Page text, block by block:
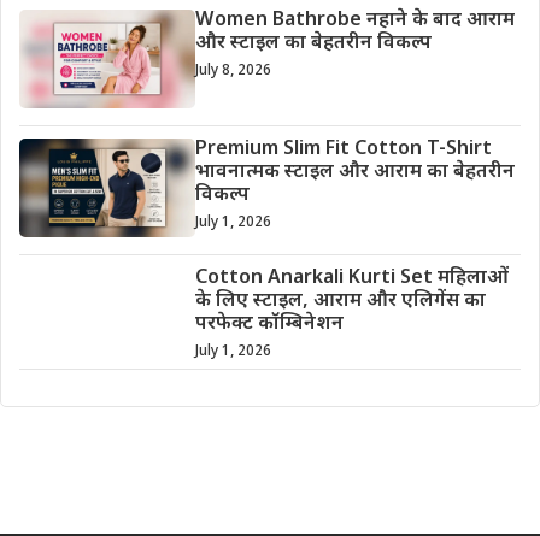
Women Bathrobe नहाने के बाद आराम
और स्टाइल का बेहतरीन विकल्प
July 8, 2026
Premium Slim Fit Cotton T-Shirt
भावनात्मक स्टाइल और आराम का बेहतरीन
विकल्प
July 1, 2026
Cotton Anarkali Kurti Set महिलाओं
के लिए स्टाइल, आराम और एलिगेंस का
परफेक्ट कॉम्बिनेशन
July 1, 2026